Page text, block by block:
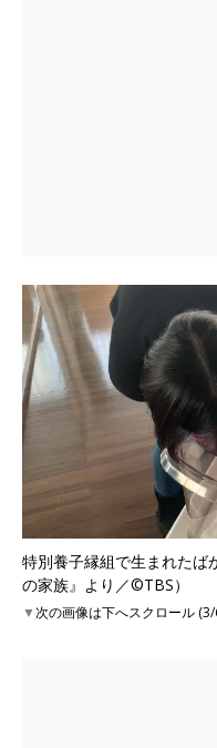
特別養子縁組で生まれたば
の家族』より／©TBS）
▼次の画像は下へスクロール